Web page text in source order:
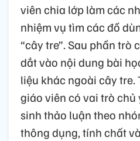
viên chia lớp làm các
nhiệm vụ tìm các đồ
“cây tre”. Sau phần trò
dắt vào nội dung bài
liệu khác ngoài cây tre.
giáo viên có vai trò
sinh thảo luận theo
thông dụng, tính chất